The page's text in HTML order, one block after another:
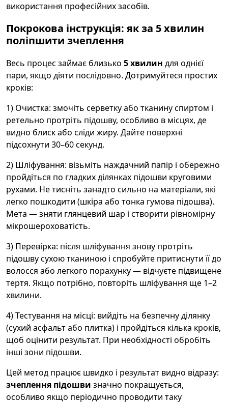
використання професійних засобів.
Покрокова інструкція: як за 5 хвилин
поліпшити зчеплення
Весь процес займає близько 5 хвилин для однієї
пари, якщо діяти послідовно. Дотримуйтеся простих
кроків:
1) Очистка: змочіть серветку або тканину спиртом і
ретельно протріть підошву, особливо в місцях, де
видно блиск або сліди жиру. Дайте поверхні
підсохнути 30–60 секунд.
2) Шліфування: візьміть наждачний папір і обережно
пройдіться по гладких ділянках підошви круговими
рухами. Не тисніть занадто сильно на матеріали, які
легко пошкодити (шкіра або тонка гумова підошва).
Мета — зняти глянцевий шар і створити рівномірну
мікрошероховатість.
3) Перевірка: після шліфування знову протріть
підошву сухою тканиною і спробуйте притиснути її до
волосся або легкого порахунку — відчуєте підвищене
тертя. Якщо потрібно, повторіть шліфування ще 1–2
хвилини.
4) Тестування на місці: вийдіть на безпечну ділянку
(сухий асфальт або плитка) і пройдіться кілька кроків,
щоб оцінити результат. При необхідності обробіть
інші зони підошви.
Цей метод працює швидко і результат видно відразу:
зчеплення підошви значно покращується,
особливо якщо періодично проводити таку